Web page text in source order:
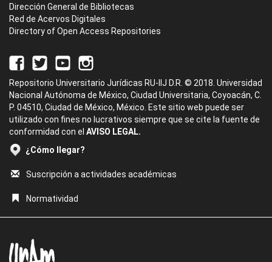
Dirección General de Bibliotecas
Red de Acervos Digitales
Directory of Open Access Repositories
Repositorio Universitario Jurídicas RU-IIJ D.R. © 2018. Universidad
Nacional Autónoma de México, Ciudad Universitaria, Coyoacán, C.
P. 04510, Ciudad de México, México. Este sitio web puede ser
utilizado con fines no lucrativos siempre que se cite la fuente de
conformidad con el AVISO LEGAL.
¿Cómo llegar?
Suscripción a actividades académicas
Normatividad